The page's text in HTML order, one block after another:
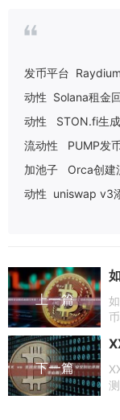
发币平台
动性 Solana租金
动性
STON.fi生
流动性
PUMP发
加池子
Orca创建
动性 uniswap v3
上一篇
下一篇